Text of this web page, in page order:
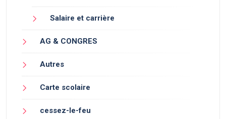
Salaire et carrière
AG & CONGRES
Autres
Carte scolaire
cessez-le-feu